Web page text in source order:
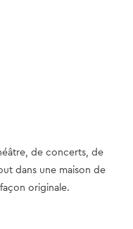
de concerts, de
dans une maison de
originale.